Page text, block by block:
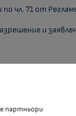
чл. 71 от
и
партньори